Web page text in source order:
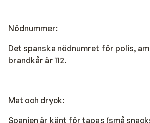
Nödnummer:
Det spanska nödnumret för polis,
brandkår är 112.
Mat och dryck:
Spanien är känt för tapas (små